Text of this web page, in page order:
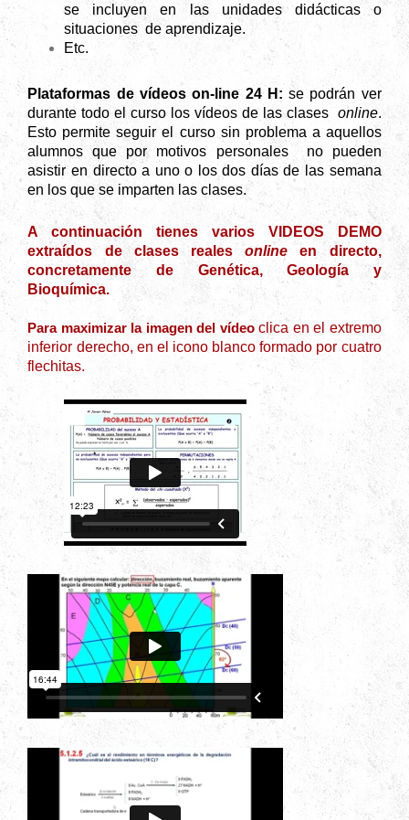
se incluyen en
lasunidades didácticas o
situaciones de aprendizaje.
Etc.
Plataformas de vídeos on-line 24 H: se podrán ver
durante todo el curso los vídeos de las clases online.
Esto permite seguir el curso sin problema a aquellos
alumnos que por motivos personales no pueden
asistir en directo a uno o los dos días de las semana
en los que se imparten las clases.
A continuación tienes varios VIDEOS DEMO
extraídos de clases realesonline en directo,
concretamente de Genética, Geología y
Bioquímica.
Para maximizar la imagen del vídeoclica en el extremo
inferior derecho, en el icono blanco formado por cuatro
flechitas.